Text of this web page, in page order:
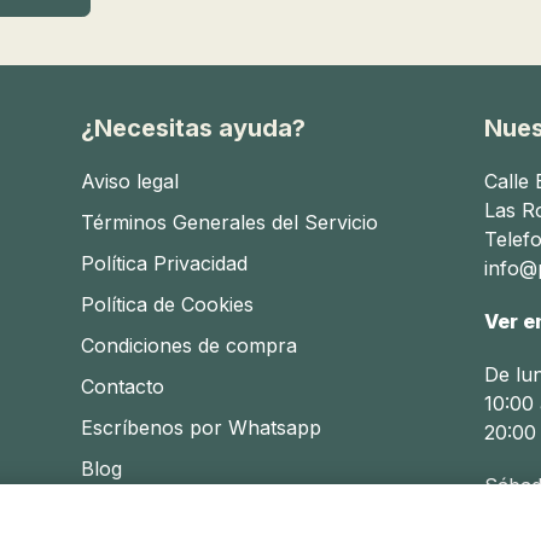
mi bebé
considerar el tamaño, el diseño y la
el cambiador perfecto para tus necesidades.
limpiar. Asegúrate de que tenga características de
¿Necesitas ayuda?
Aviso legal
Términos Generales del Servicio
Política Privacidad
Política de Cookies
Condiciones de compra
Contacto
Escríbenos por Whatsapp
Blog
Calle
Las
Ver
De
10:00
20:00